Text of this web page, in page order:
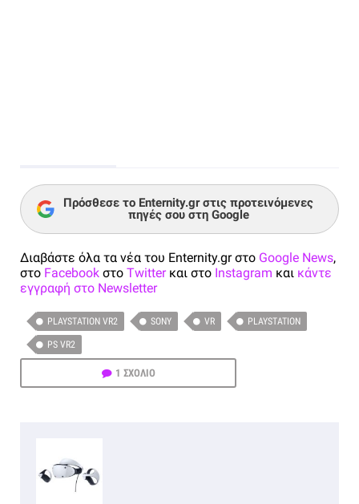
Πρόσθεσε το Enternity.gr στις προτεινόμενες
πηγές σου στη Google
Διαβάστε όλα τα νέα του Enternity.gr στο Google News,
στο Facebook στο Twitterκαι στο Instagram και κάντε
εγγραφή στο Newsletter
PLAYSTATION VR2 SONY VR PLAYSTATION
PS VR2
1 ΣΧΟΛΙΟ